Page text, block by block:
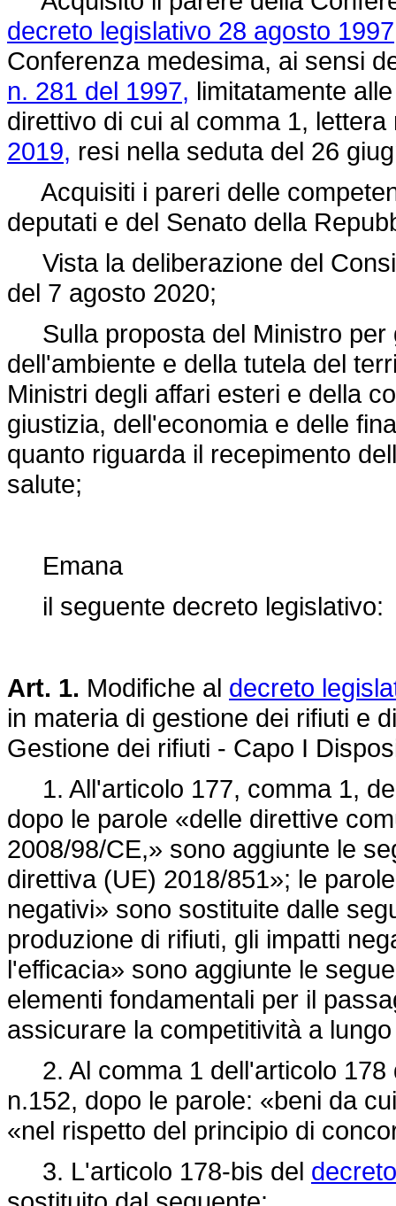
decreto legislativo 28 agosto
Conferenza medesima, ai sensi
n. 281 del 1997, limitatamente
direttivo di cui al comma 1,
2019, resi nella seduta del 26
Acquisiti i pareri delle
deputati e del Senato della
Vista la deliberazione del
del 7 agosto 2020;
Sulla proposta del Ministro per
dell'ambiente e della tutela del
Ministri degli affari esteri e della
giustizia, dell'economia e delle
quanto riguarda il recepimento
salute;
Emana
il seguente decreto legislativo:
Art. 1. Modifiche al decreto
in materia di gestione dei rifiuti e
Gestione dei rifiuti - Capo I
1. All'articolo 177, comma 1,
dopo le parole «delle direttive
2008/98/CE,» sono aggiunte le
direttiva (UE) 2018/851»; le
negativi» sono sostituite dalle
produzione di rifiuti, gli impatti
l'efficacia» sono aggiunte le
elementi fondamentali per il
assicurare la competitività a
2. Al comma 1 dell'articolo 178
n.152, dopo le parole: «beni da
«nel rispetto del principio di
3. L'articolo 178-bis del